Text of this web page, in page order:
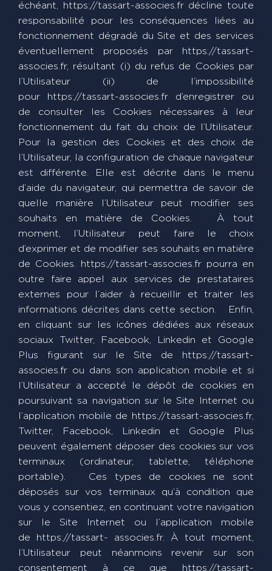
échéant, https://tassart-associes.fr décline toute
responsabilité pour les conséquences liées au
fonctionnement dégradé du Site et des services
éventuellement proposés par https://tassart-
associes.fr, résultant (i) du refus de Cookies par
l’Utilisateur (ii) de l’impossibilité
pour https://tassart-associes.fr d’enregistrer ou
de consulter les Cookies nécessaires à leur
fonctionnement du fait du choix de l’Utilisateur.
Pour la gestion des Cookies et des choix de
l’Utilisateur, la configuration de chaque navigateur
est différente. Elle est décrite dans le menu
d’aide du navigateur, qui permettra de savoir de
quelle manière l’Utilisateur peut modifier ses
souhaits en matière de Cookies. À tout
moment, l’Utilisateur peut faire le choix
d’exprimer et de modifier ses souhaits en matière
de Cookies. https://tassart-associes.fr pourra en
outre faire appel aux services de prestataires
externes pour l’aider à recueillir et traiter les
informations décrites dans cette section. Enfin,
en cliquant sur les icônes dédiées aux réseaux
sociaux Twitter, Facebook, Linkedin et Google
Plus figurant sur le Site de https://tassart-
associes.fr ou dans son application mobile et si
l’Utilisateur a accepté le dépôt de cookies en
poursuivant sa navigation sur le Site Internet ou
l’application mobile de https://tassart-associes.fr,
Twitter, Facebook, Linkedin et Google Plus
peuvent également déposer des cookies sur vos
terminaux (ordinateur, tablette, téléphone
portable). Ces types de cookies ne sont
déposés sur vos terminaux qu’à condition que
vous y consentiez, en continuant votre navigation
sur le Site Internet ou l’application mobile
de https://tassart- associes.fr. À tout moment,
l’Utilisateur peut néanmoins revenir sur son
consentement à ce que https://tassart-